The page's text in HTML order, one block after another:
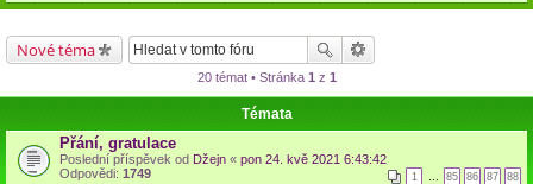
Nové téma
20 témat • Stránka 1 z 1
Témata
Přání, gratulace
Poslední příspěvek od Džejn « pon 24. kvě 2021 6:43:42
Odpovědi: 1749 1 … 85 86 87 88